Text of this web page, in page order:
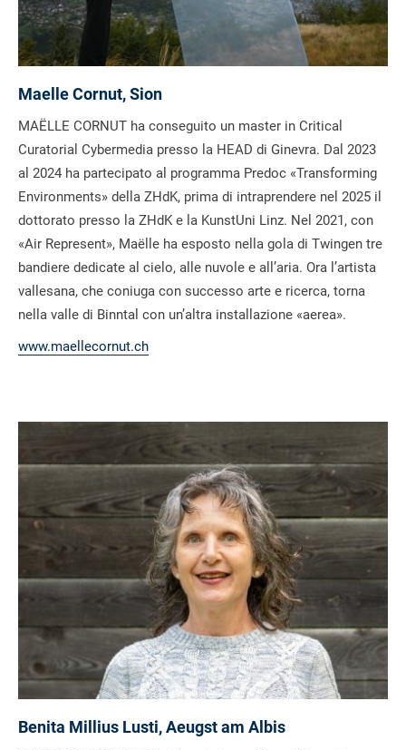
Maelle Cornut, Sion
MAËLLE CORNUT ha conseguito un master in Critical
Curatorial Cybermedia presso la HEAD di Ginevra. Dal 2023
al 2024 ha partecipato al programma Predoc «Transforming
Environments» della ZHdK, prima di intraprendere nel 2025 il
dottorato presso la ZHdK e la KunstUni Linz. Nel 2021, con
«Air Represent», Maëlle ha esposto nella gola di Twingen tre
bandiere dedicate al cielo, alle nuvole e all’aria. Ora l’artista
vallesana, che coniuga con successo arte e ricerca, torna
nella valle di Binntal con un’altra installazione «aerea».
www.maellecornut.ch
Benita Millius Lusti, Aeugst am Albis